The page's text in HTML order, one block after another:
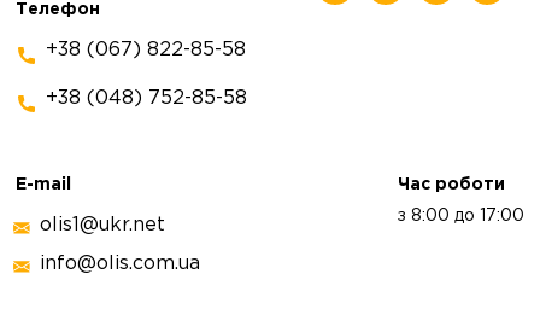
Телефон
+38 (067) 822-85-58
+38 (048) 752-85-58
E-mail
olis1@ukr.net
info@olis.com.ua
Час роботи
з 8:00 до 17:00